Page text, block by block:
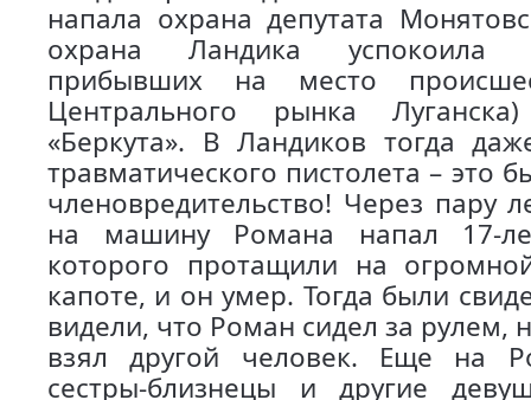
напала охрана депутата
охрана Ландика
прибывших на место
Центрального рынка
«Беркута». В Ландиков тогда
травматического пистолета – это
членовредительство! Через пару
на машину Романа напал 17-
которого протащили на
капоте, и он умер. Тогда были
видели, что Роман сидел за рулем,
взял другой человек. Еще на
сестры-близнецы и другие